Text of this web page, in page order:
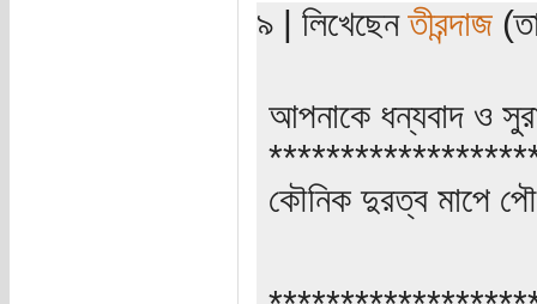
৯ | লিখেছেনতীরন্দাজ
আপনাকে ধন্যবাদ ও
কৌনিক দুরত্ব মাপে